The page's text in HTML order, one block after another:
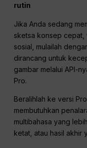
rutin
Jika Anda sedang
sketsa konsep cepat,
sosial, mulailah
dirancang untuk
gambar melalui API-
Pro.
Beralihlah ke versi
membutuhkan
multibahasa yang
ketat, atau hasil akhir